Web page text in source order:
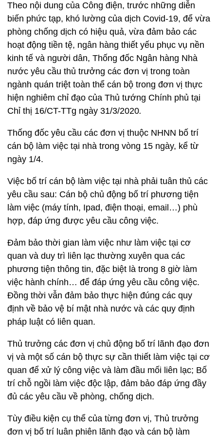
Theo nội dung của Công điện, trước những diễn
biến phức tạp, khó lường của dịch Covid-19, để vừa
phòng chống dịch có hiệu quả, vừa đảm bảo các
hoạt động tiền tệ, ngân hàng thiết yếu phục vụ nền
kinh tế và người dân, Thống đốc Ngân hàng Nhà
nước yêu cầu thủ trưởng các đơn vị trong toàn
ngành quán triệt toàn thể cán bộ trong đơn vị thực
hiện nghiêm chỉ đạo của Thủ tướng Chính phủ tại
Chỉ thị 16/CT-TTg ngày 31/3/2020.
Thống đốc yêu cầu các đơn vị thuộc NHNN bố trí
cán bộ làm việc tại nhà trong vòng 15 ngày, kể từ
ngày 1/4.
Việc bố trí cán bộ làm việc tại nhà phải tuân thủ các
yêu cầu sau: Cán bộ chủ động bố trí phương tiện
làm việc (máy tính, Ipad, điện thoại, email…) phù
hợp, đáp ứng được yêu cầu công việc.
Đảm bảo thời gian làm việc như làm việc tại cơ
quan và duy trì liên lạc thường xuyên qua các
phương tiện thông tin, đặc biệt là trong 8 giờ làm
việc hành chính… để đáp ứng yêu cầu công việc.
Đồng thời vẫn đảm bảo thực hiện đúng các quy
định về bảo vệ bí mật nhà nước và các quy định
pháp luật có liên quan.
Thủ trưởng các đơn vị chủ động bố trí lãnh đạo đơn
vị và một số cán bộ thực sự cần thiết làm việc tại cơ
quan để xử lý công việc và làm đầu mối liên lạc; Bố
trí chỗ ngồi làm việc độc lập, đảm bảo đáp ứng đầy
đủ các yêu cầu về phòng, chống dịch.
Tùy điều kiện cụ thể của từng đơn vị, Thủ trưởng
đơn vị bố trí luân phiên lãnh đạo và cán bộ làm